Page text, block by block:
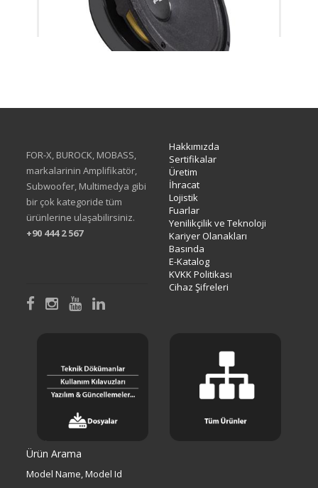
FOR-X, BUROCK, MOBASS,
markalarinin Amplifikatör,
Subwoofer, Multimedya gibi
bir çok kategoride tüm
ürünlerine ulaşabilirsiniz.
+90 444 2 567
Hakkımızda
Sertifikalar
Üretim
İhracat
Lojistik
Fuarlar
Yenilikçilik ve Teknoloji
Kariyer Olanakları
Basında
E-Katalog
KVKK Politikası
Cihaz Şifreleri
Ürün Arama
Model Name, Model Id